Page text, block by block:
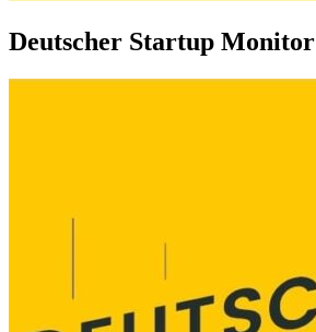
Deutscher Startup Monitor